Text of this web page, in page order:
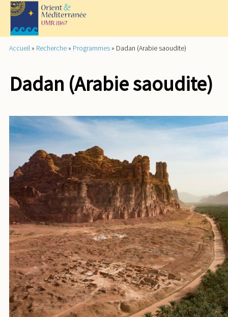
Accueil » Recherche » Programmes » Dadan (Arabie saoudite)
Dadan (Arabie saoudite)